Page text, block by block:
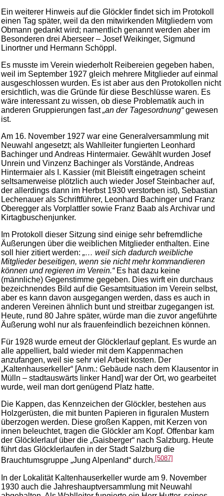
Ein weiterer Hinweis auf die Glöckler findet sich im Protokoll
einen Tag später, weil da den mitwirkenden Mitgliedern vom
Obmann gedankt wird; namentlich genannt werden aber im
Besonderen drei Aberseer – Josef Weikinger, Sigmund
Linortner und Hermann Schöppl.
Es musste im Verein wiederholt Reibereien gegeben haben,
weil im September 1927 gleich mehrere Mitglieder auf einmal
ausgeschlossen wurden. Es ist aber aus den Protokollen nicht
ersichtlich, was die Gründe für diese Beschlüsse waren. Es
wäre interessant zu wissen, ob diese Problematik auch in
anderen Gruppierungen fast„an der Tagesordnung“gewesen
ist.
Am 16. November 1927 war eine Generalversammlung mit
Neuwahl angesetzt; als Wahlleiter fungierten Leonhard
Bachinger und Andreas Hintermaier. Gewählt wurden Josef
Unrein und Vinzenz Bachinger als Vorstände, Andreas
Hintermaier als I. Kassier (mit Bleistift eingetragen scheint
seltsamerweise plötzlich auch wieder Josef Steinbacher auf,
der allerdings dann im Herbst 1930 verstorben ist), Sebastian
Lechenauer als Schriftführer, Leonhard Bachinger und Franz
Oberegger als Vorplattler sowie Franz Baab als Archivar und
Kirtagbuschenjunker.
Im Protokoll dieser Sitzung sind einige sehr befremdliche
Äußerungen über die weiblichen Mitglieder enthalten. Eine
soll hier zitiert werden: „… weil sich dadurch weibliche
Mitglieder beseitigen, wenn sie nicht mehr kommandieren
können und regieren im Verein.“Es hat dazu keine
(männliche) Gegenstimme gegeben. Dies wirft ein durchaus
bezeichnendes Bild auf die Gesamtsituation im Verein selbst,
aber es kann davon ausgegangen werden, dass es auch in
anderen Vereinen ähnlich bunt und streitbar zugegangen ist.
Heute, rund 80 Jahre später, würde man die zuvor angeführte
Äußerung wohl nur als frauenfeindlich bezeichnen können.
Für 1928 wurde erneut der Glöcklerlauf geplant. Es wurde an
alle appelliert, bald wieder mit dem Kappenmachen
anzufangen, weil sie sehr viel Arbeit kosten. Der
„Kaltenhauserkeller“ [Anm.: Gebäude nach dem Klausentor in
Mülln – stadtauswärts linker Hand] war der Ort, wo gearbeitet
wurde, weil man dort genügend Platz hatte.
Die Kappen, das Kennzeichen der Glöckler, bestehen aus
Holzgerüsten, die mit bunten Papieren in figuralen Mustern
überzogen werden. Diese großen Kappen, mit Kerzen von
innen beleuchtet, tragen die Glöckler am Kopf. Offenbar kam
der Glöcklerlauf über die „Gaisberger“ nach Salzburg. Heute
führt das Glöcklerlaufen in der Stadt Salzburg die
Brauchtumsgruppe „Jung Alpenland“ durch.[5087]
In der Lokalität Kaltenhauserkeller wurde am 9. November
1930 auch die Jahreshauptversammlung mit Neuwahl